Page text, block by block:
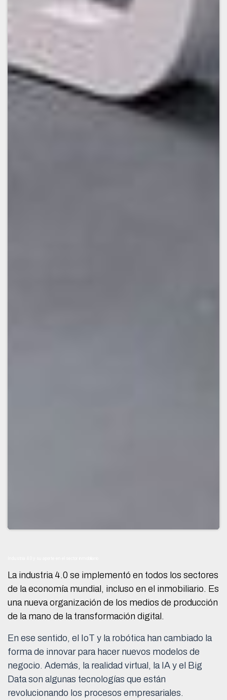
La industria 4.0 se implementó en todos los sectores
de la economía mundial, incluso en el inmobiliario. Es
una nueva organización de los medios de producción
de la mano de la transformación digital.
En ese sentido, el IoT y la robótica han cambiado la
forma de innovar para hacer nuevos modelos de
negocio. Además, la realidad virtual, la IA y el Big
Data son algunas tecnologías que están
revolucionando los procesos empresariales.